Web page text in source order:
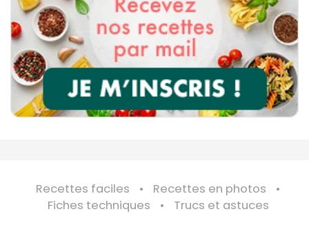
Recettes faciles
Recettes en photos
Fiches techniques
Trucs et astuces